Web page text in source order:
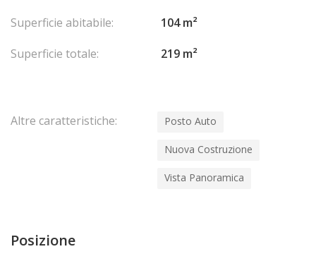
Superficie abitabile:
104 m²
Superficie totale:
219 m²
Altre caratteristiche: Posto Auto
Nuova Costruzione
Vista Panoramica
Posizione